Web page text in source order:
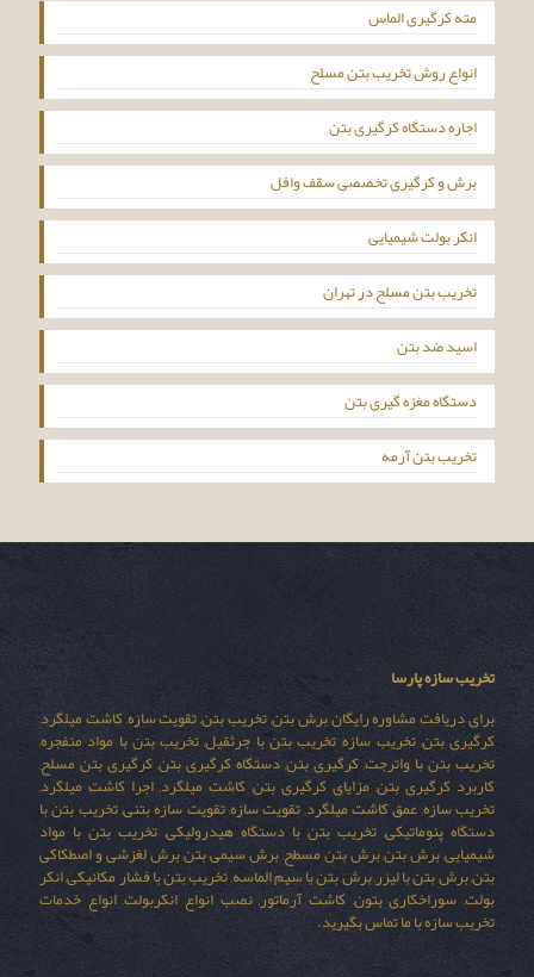
مته کرگیری الماس
انواع روش تخریب بتن مسلح
اجاره دستگاه کرگیری بتن
برش و کرگیری تخصصی سقف وافل
انکر بولت شیمیایی
تخریب بتن مسلح در تهران
اسید ضد بتن
دستگاه مغزه گیری بتن
تخریب بتن آرمه
تخریب سازه پارسا
برای دریافت مشاوره رایگان برش بتن, تخریب بتن, تقویت سازه, کاشت میلگرد,
کرگیری بتن, تخریب سازه, تخریب بتن با جرثقیل, تخریب بتن با مواد منفجره,
تخریب بتن با واترجت, کرگیری بتن, دستگاه کرگیری بتن, کرگیری بتن مسلح,
کاربرد کرگیری بتن, مزایای کرگیری بتن, کاشت میلگرد, اجرا کاشت میلگرد,
تخریب سازه, عمق کاشت میلگرد, تقویت سازه, تقویت سازه بتنی, تخریب بتن با
دستگاه پنوماتیکی, تخریب بتن با دستگاه هیدرولیکی, تخریب بتن با مواد
شیمیایی, برش بتن, برش بتن مسطح, برش سیمی بتن, برش لغزشی و اصطکاکی
بتن, برش بتن با لیزر, برش بتن با سیم الماسه, تخریب بتن با فشار مکانیکی, انکر
بولت, سوراخکاری بتون, کاشت آرماتور, نصب انواع انکربولت, انواع خدمات
تخریب سازه با ما تماس بگیرید.